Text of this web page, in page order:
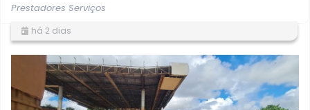
Prestadores Serviços
há 2 dias